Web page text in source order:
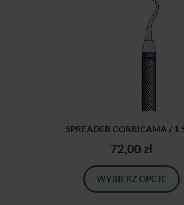
SPREADER CORRICAMA / 1
72,00 zł
WYBIERZ OPCJE